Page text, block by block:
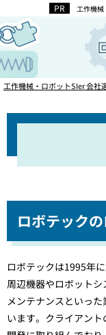
工作機械
工作機械・ロボットSIer 会社
ロボテック
ロボテックは1995年
周辺機器やロボット
メンテナンスといっ
います。クライアン